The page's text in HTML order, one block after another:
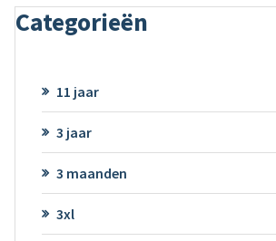
Categorieën
11 jaar
3 jaar
3 maanden
3xl